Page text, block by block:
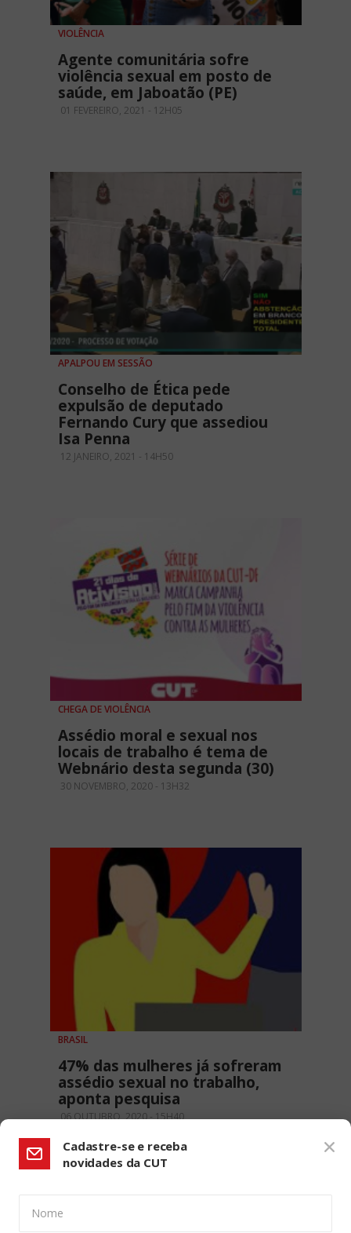
VIOLÊNCIA
Agente comunitária sofre
violência sexual em posto de
saúde, em Jaboatão (PE)
01 FEVEREIRO, 2021 - 12H05
APALPOU EM SESSÃO
Conselho de Ética pede
expulsão de deputado
Fernando Cury que assediou
Isa Penna
12 JANEIRO, 2021 - 14H50
CHEGA DE VIOLÊNCIA
Assédio moral e sexual nos
locais de trabalho é tema de
Webnário desta segunda (30)
30 NOVEMBRO, 2020 - 13H32
BRASIL
47% das mulheres já sofreram
assédio sexual no trabalho,
aponta pesquisa
06 OUTUBRO, 2020 - 15H40
Cadastre-se e receba
novidades da CUT
Nome